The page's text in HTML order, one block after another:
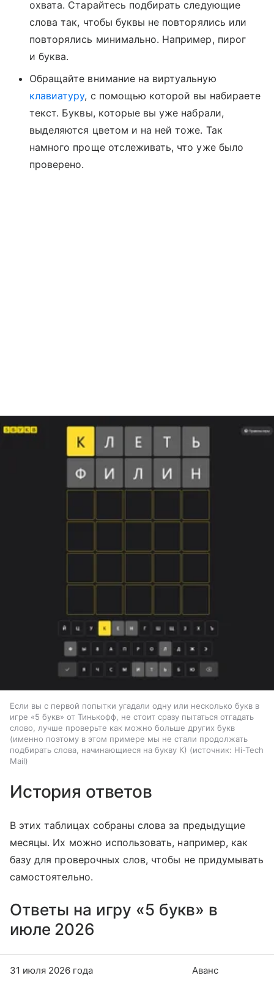
охвата. Старайтесь подбирать следующие
слова так, чтобы буквы не повторялись или
повторялись минимально. Например, пирог
и буква.
Обращайте внимание на виртуальную
клавиатуру, с помощью которой вы набираете
текст. Буквы, которые вы уже набрали,
выделяются цветом и на ней тоже. Так
намного проще отслеживать, что уже было
проверено.
Если вы с первой попытки угадали одну или несколько букв в
игре «5 букв» от Тинькофф, не стоит сразу пытаться отгадать
слово, лучше проверьте как можно больше других букв
(именно поэтому в этом примере мы не стали продолжать
подбирать слова, начинающиеся на букву К)
источник: Hi-Tech
Mail
История ответов
В этих таблицах собраны слова за предыдущие
месяцы. Их можно использовать, например, как
базу для проверочных слов, чтобы не придумывать
самостоятельно.
Ответы на игру «5 букв» в
июле 2026
31 июля 2026 года Аванс